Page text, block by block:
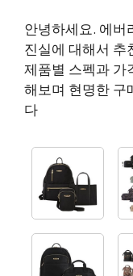
안녕하세요. 에버
진실에 대해서 추
제품별 스펙과 가
해보며 현명한 구
다